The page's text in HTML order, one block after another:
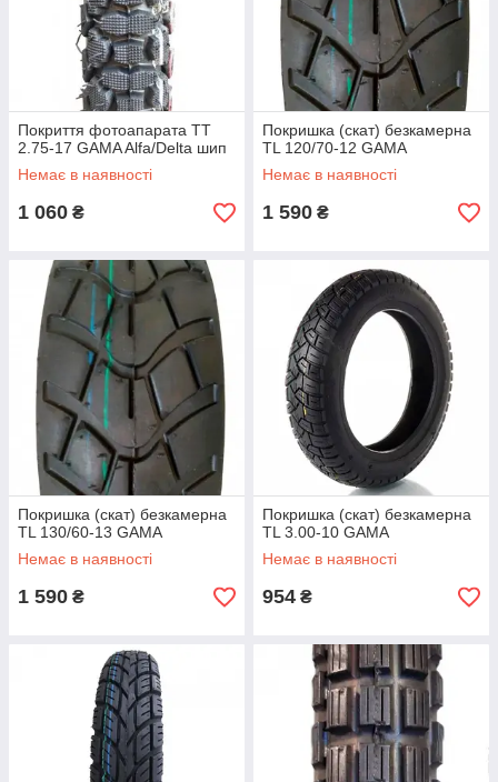
Покриття фотоапарата TT
2.75-17 GAMA Alfa/Delta шип
Немає в наявності
1 060 ₴
Покришка (скат) безкамерна
TL 120/70-12 GAMA
Немає в наявності
1 590 ₴
Покришка (скат) безкамерна
TL 130/60-13 GAMA
Немає в наявності
1 590 ₴
Покришка (скат) безкамерна
TL 3.00-10 GAMA
Немає в наявності
954 ₴